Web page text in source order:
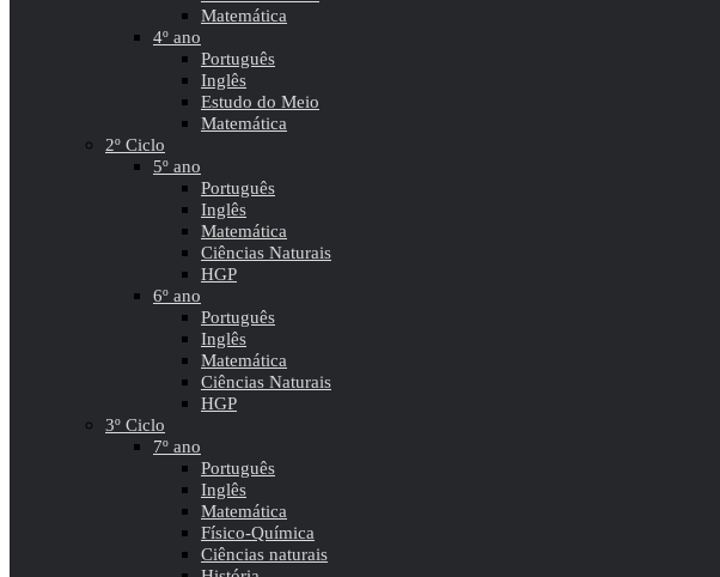
Matemática
4º ano
Português
Inglês
Estudo do Meio
Matemática
2º Ciclo
5º ano
Português
Inglês
Matemática
Ciências Naturais
HGP
6º ano
Português
Inglês
Matemática
Ciências Naturais
HGP
3º Ciclo
7º ano
Português
Inglês
Matemática
Físico-Química
Ciências naturais